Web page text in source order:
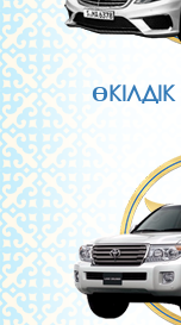
ӨКІЛДІК